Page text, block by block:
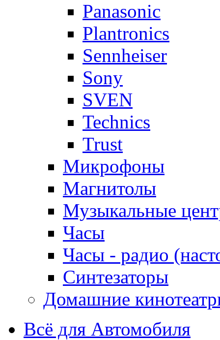
Panasonic
Plantronics
Sennheiser
Sony
SVEN
Technics
Trust
Микрофоны
Магнитолы
Музыкальные
Часы
Часы - радио
Синтезаторы
Домашние
Всё для Автомобиля